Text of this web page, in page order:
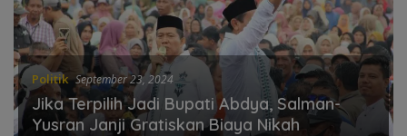
Politik September 23, 2024
Jika Terpilih Jadi Bupati Abdya, Salman-
Yusran Janji Gratiskan Biaya Nikah